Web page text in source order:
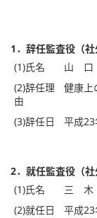
1．辞任監査役（社
(1)氏名
山 口
(2)辞任理
由
健康上
(3)辞任日 平成
2．就任監査役（社
(1)氏名
三 木
(2)就任日
平成